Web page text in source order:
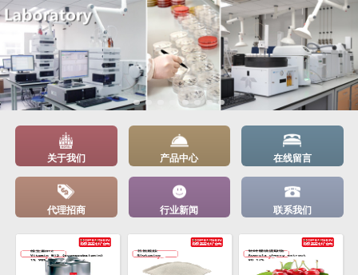
关于我们 产品中心 在线留言
代理招商 行业新闻 联系我们